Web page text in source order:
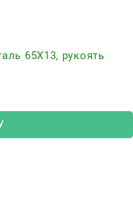
65Х13, рукоять